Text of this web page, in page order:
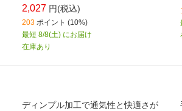
2,027 円(税込)
203 ポイント (10%)
最短 8/8(土) にお届け
在庫あり
ディンプル加工で通気性と快適さが